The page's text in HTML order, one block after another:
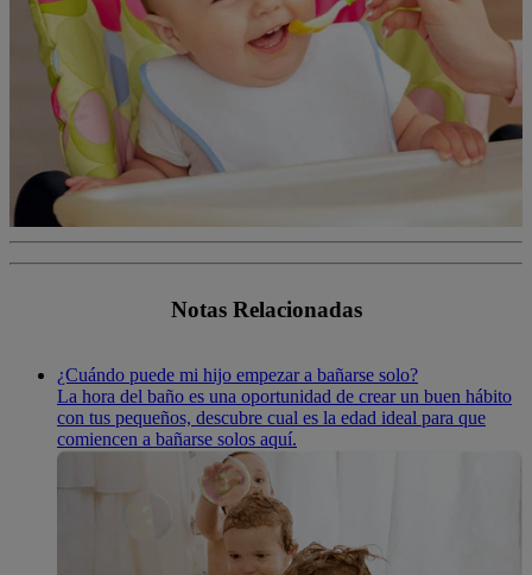
Notas Relacionadas
¿Cuándo puede mi hijo empezar a bañarse solo?
La hora del baño es una oportunidad de crear un buen hábito
con tus pequeños, descubre cual es la edad ideal para que
comiencen a bañarse solos aquí.